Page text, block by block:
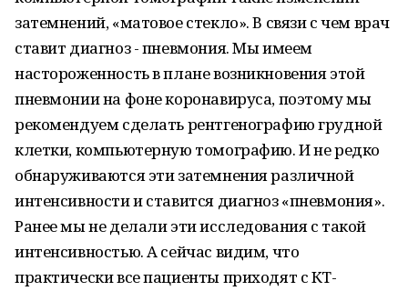
затемнений, «матовое стекло». В связи с чем врач
ставит диагноз - пневмония. Мы имеем
настороженность в плане возникновения этой
пневмонии на фоне коронавируса, поэтому мы
рекомендуем сделать рентгенографию грудной
клетки, компьютерную томографию. И не редко
обнаруживаются эти затемнения различной
интенсивности и ставится диагноз «пневмония».
Ранее мы не делали эти исследования с такой
интенсивностью. А сейчас видим, что
практически все пациенты приходят с КТ-